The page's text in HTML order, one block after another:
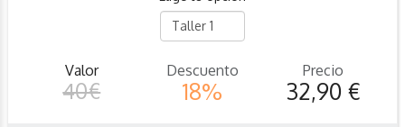
Valor
40€
Descuento
18%
Precio
32,90 €